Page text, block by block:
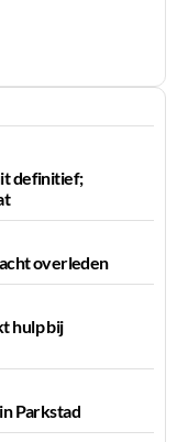
definitief;
overleden
hulp bij
Parkstad